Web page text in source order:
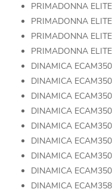
PRIMADONNA
PRIMADONNA
PRIMADONNA
PRIMADONNA
DINAMICA
DINAMICA
DINAMICA
DINAMICA
DINAMICA
DINAMICA
DINAMICA
DINAMICA
DINAMICA